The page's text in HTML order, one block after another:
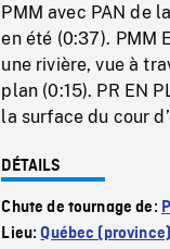
PMM avec PAN de
en été (0:37). PMM
une rivière, vue à
plan (0:15). PR EN
la surface du cour
DÉTAILS
Chute de tournage de:
Lieu:Québec (province)